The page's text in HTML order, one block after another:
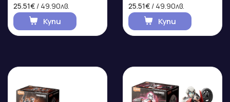
25.51€ / 49.90лв.
Купи
25.51€ / 49.90лв.
Купи